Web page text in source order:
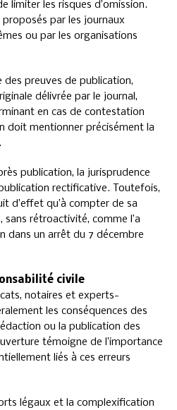
limiter les risques d’omission.
par les journaux
ou par les organisations
des preuves de publication,
délivrée par le journal,
en cas de contestation
doit mentionner précisément la
publication, la jurisprudence
rectificative. Toutefois,
d’effet qu’à compter de sa
rétroactivité, comme l’a
dans un arrêt du 7 décembre
civile
notaires et experts-
les conséquences des
ou la publication des
témoigne de l’importance
liés à ces erreurs
légaux et la complexification